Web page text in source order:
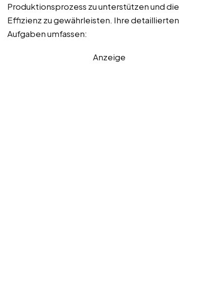
Produktionsprozess zu unterstützen und die
Effizienz zu gewährleisten. Ihre detaillierten
Aufgaben umfassen:
Anzeige